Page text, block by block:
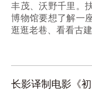
丰茂、沃野千里。
博物馆要想了解一
逛逛老巷、看看古
长影译制电影《